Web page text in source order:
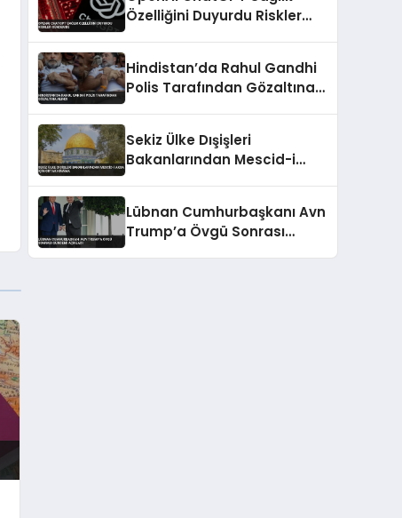
Özelliğini Duyurdu Riskler
Hindistan’da Rahul Gandhi
Polis Tarafından Gözaltına
Sekiz Ülke Dışişleri
Bakanlarından Mescid-i
Lübnan Cumhurbaşkanı Avn
Trump’a Övgü Sonrası